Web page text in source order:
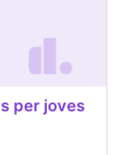
per joves